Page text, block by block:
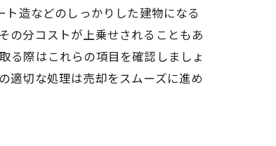
造などのしっかりした建物になる
の分コストが上乗せされることもあ
る際はこれらの項目を確認しましょ
適切な処理は売却をスムーズに進め